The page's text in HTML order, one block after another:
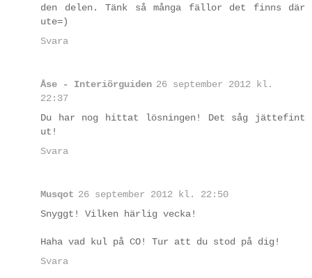
den delen. Tänk så många fällor det finns där
ute=)
Svara
Åse - Interiörguiden 26 september 2012 kl.
22:37
Du har nog hittat lösningen! Det såg jättefint
ut!
Svara
Musqot 26 september 2012 kl. 22:50
Snyggt! Vilken härlig vecka!
Haha vad kul på CO! Tur att du stod på dig!
Svara